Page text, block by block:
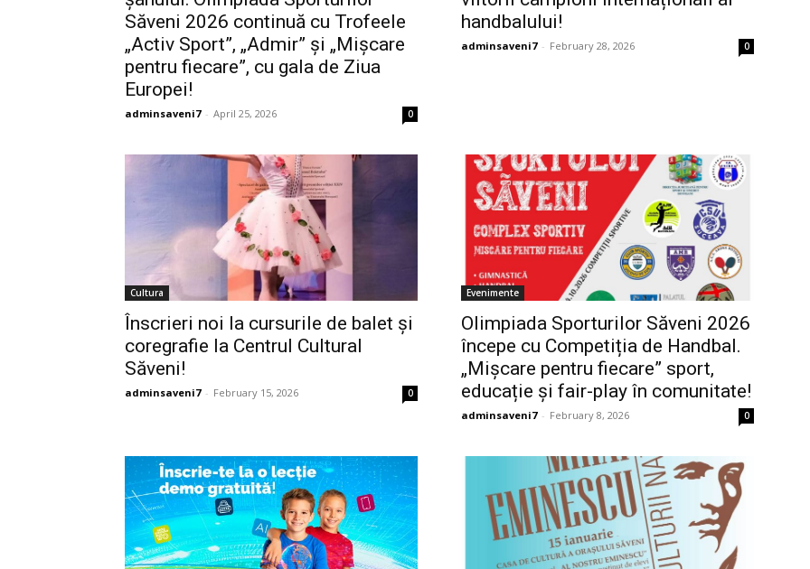
Săveni 2026 continuă cu Trofeele
„Activ Sport”, „Admir” și „Mișcare
pentru fiecare”, cu gala de Ziua
Europei!
adminsaveni7 - April 25, 2026 0
handbalului!
adminsaveni7 - February 28, 2026 0
Cultura
Înscrieri noi la cursurile de balet și
coregrafie la Centrul Cultural
Săveni!
adminsaveni7 - February 15, 2026 0
Evenimente
Olimpiada Sporturilor Săveni 2026
începe cu Competiția de Handbal.
„Mișcare pentru fiecare” sport,
educație și fair-play în comunitate!
adminsaveni7 - February 8, 2026 0